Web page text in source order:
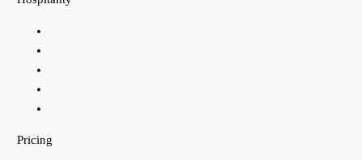
Pricing